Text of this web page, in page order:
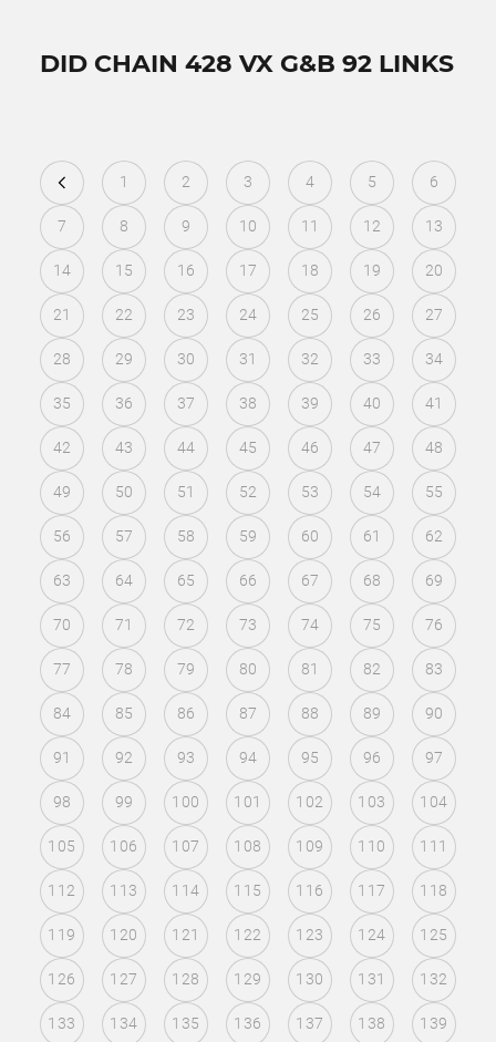
DID CHAIN 428 VX G&B 92 LINKS
1 2 3 4 5 6
7 8 9 10 11 12 13
14 15 16 17 18 19 20
21 22 23 24 25 26 27
28 29 30 31 32 33 34
35 36 37 38 39 40 41
42 43 44 45 46 47 48
49 50 51 52 53 54 55
56 57 58 59 60 61 62
63 64 65 66 67 68 69
70 71 72 73 74 75 76
77 78 79 80 81 82 83
84 85 86 87 88 89 90
91 92 93 94 95 96 97
98 99 100 101 102 103 104
105 106 107 108 109 110 111
112 113 114 115 116 117 118
119 120 121 122 123 124 125
126 127 128 129 130 131 132
133 134 135 136 137 138 139